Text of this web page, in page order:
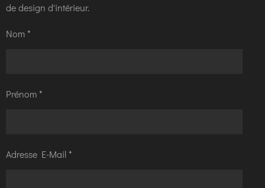
de design d'intérieur.
Nom *
Prénom *
Adresse E-Mail *